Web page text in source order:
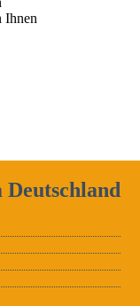
Ihnen